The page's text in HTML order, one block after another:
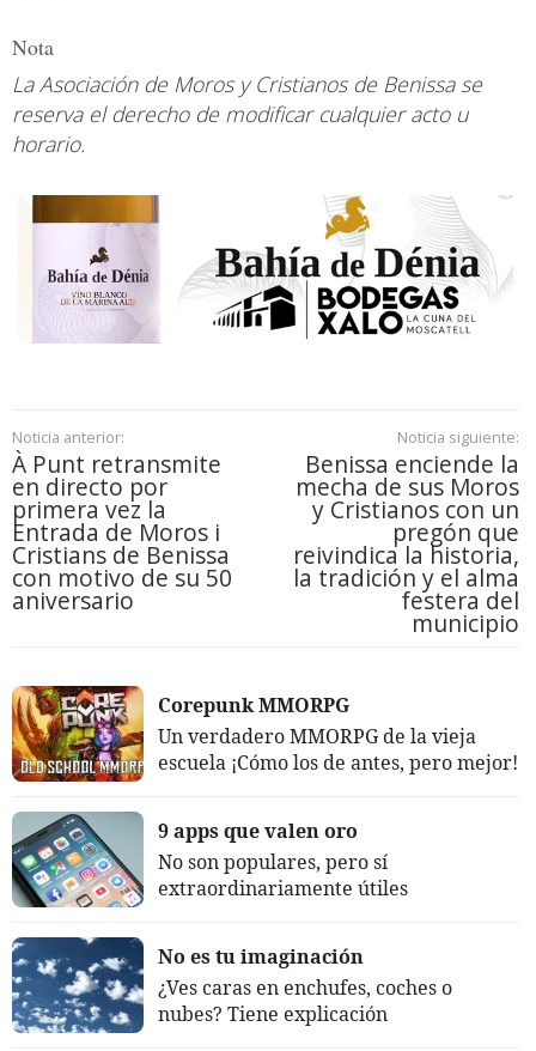
Nota
La Asociación de Moros y Cristianos de Benissa se
reserva el derecho de modificar cualquier acto u
horario.
Noticia anterior:
À Punt retransmite
en directo por
primera vez la
Entrada de Moros i
Cristians de Benissa
con motivo de su 50
aniversario
Noticia siguiente:
Benissa enciende la
mecha de sus Moros
y Cristianos con un
pregón que
reivindica la historia,
la tradición y el alma
festera del
municipio
Corepunk MMORPG
Un verdadero MMORPG de la vieja
escuela ¡Cómo los de antes, pero mejor!
9 apps que valen oro
No son populares, pero sí
extraordinariamente útiles
No es tu imaginación
¿Ves caras en enchufes, coches o
nubes? Tiene explicación